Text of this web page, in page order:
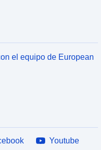
el equipo de European
Youtube